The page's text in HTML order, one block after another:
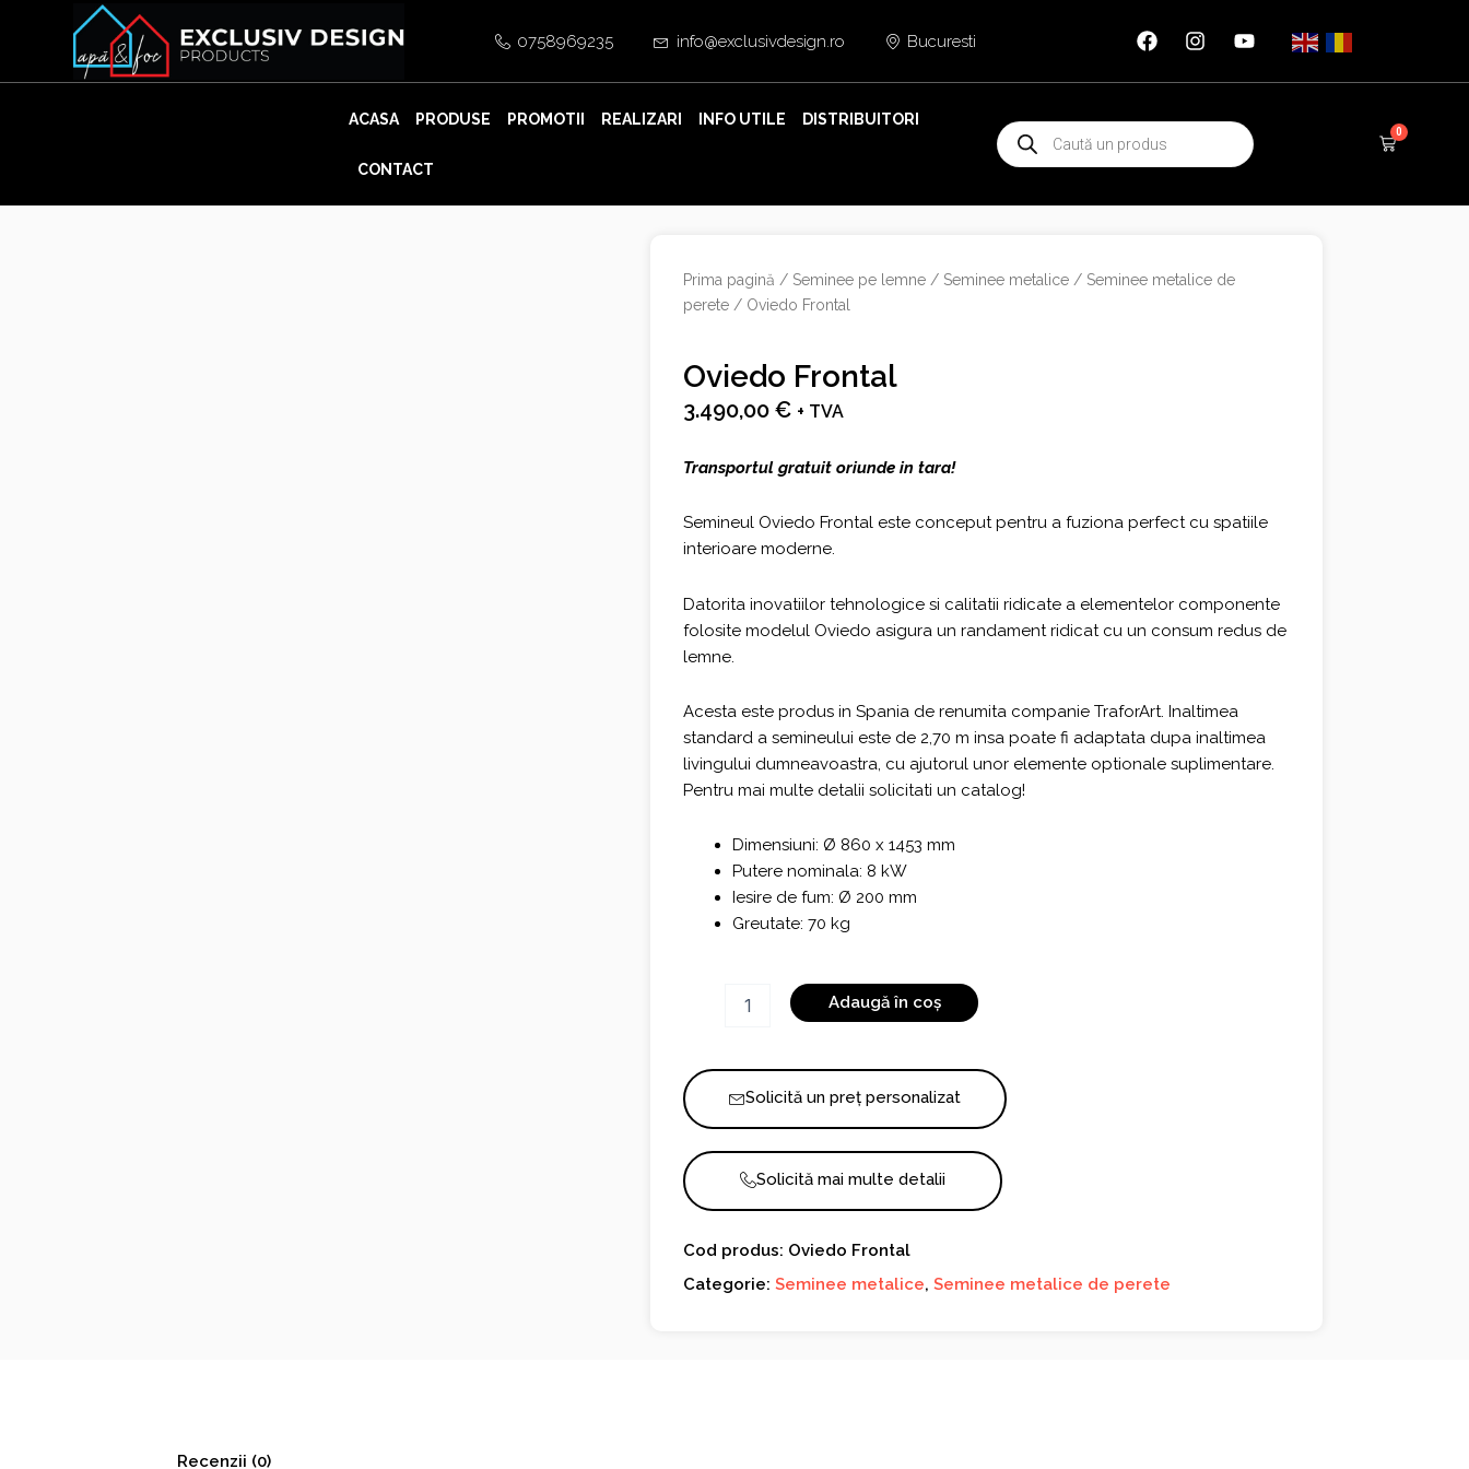
content
0758969235 info@exclusivdesign.ro Bucuresti
ACASA PRODUSE PROMOTII REALIZARI INFO UTILE DISTRIBUITORI
CONTACT
Products
search
0
Cart
Prima pagină / Seminee pe lemne / Seminee metalice / Seminee metalice de
perete / Oviedo Frontal
Oviedo Frontal
3.490,00€ + TVA
Transportul gratuit oriunde in tara!
Semineul Oviedo Frontal este conceput pentru a fuziona perfect cu spatiile
interioare moderne.
Datorita inovatiilor tehnologice si calitatii ridicate a elementelor componente
folosite modelul Oviedo asigura un randament ridicat cu un consum redus de
lemne.
Acesta este produs in Spania de renumita companie TraforArt. Inaltimea
standard a semineului este de 2,70 m insa poate fi adaptata dupa inaltimea
livingului dumneavoastra, cu ajutorul unor elemente optionale suplimentare.
Pentru mai multe detalii solicitati un catalog!
Dimensiuni: Ø 860 x 1453 mm
Putere nominala: 8 kW
Iesire de fum: Ø 200 mm
Greutate: 70 kg
Adaugă în coș
Solicită un preț personalizat
Solicită mai multe detalii
Cod produs: Oviedo Frontal
Categorie:Seminee metalice,Seminee metalice de perete
Recenzii (0)